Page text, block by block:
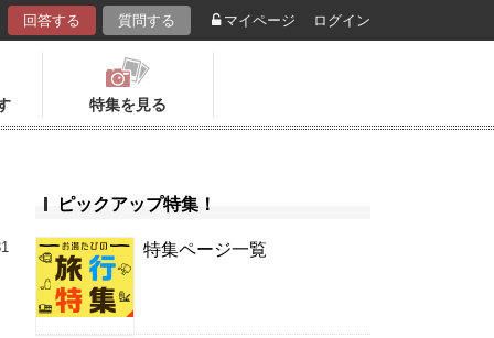
回答する 質問する マイページ ログイン
特集を見る
ピックアップ特集！
特集ページ一覧